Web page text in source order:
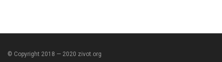
© Copyright 2018 — 2020 zivot.org